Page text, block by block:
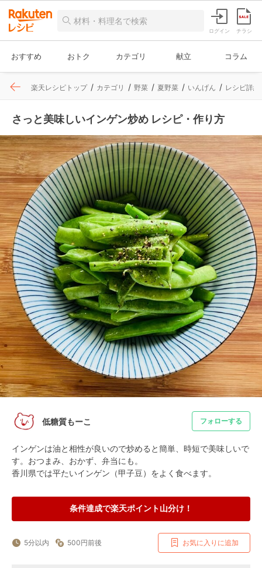
ログイン チラシ
おすすめ おトク カテゴリ 献立 コラム
楽天レシピトップ カテゴリ 野菜 夏野菜 いんげん レシピ詳細
さっと美味しいインゲン炒め レシピ・作り方
低糖質もーこ フォローする
インゲンは油と相性が良いので炒めると簡単、時短で美味しいで
す。おつまみ、おかず、弁当にも。
香川県では平たいインゲン（甲子豆）をよく食べます。
条件達成で楽天ポイント山分け！
5分以内 500円前後 お気に入りに追加